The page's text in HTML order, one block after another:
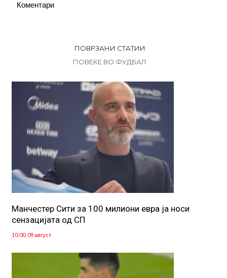
Коментари
ПОВРЗАНИ СТАТИИ
ПОВЕЌЕ ВО ФУДБАЛ
Манчестер Сити за 100 милиони евра ја носи
сензацијата од СП
10:00, 09 август